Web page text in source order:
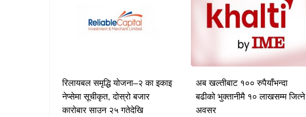
रिलायबल समृद्धि योजना–२ का इकाइ
नेप्सेमा सूचीकृत, दोस्रो बजार
कारोबार साउन २५ गतेदेखि
अब खल्तीबाट १०० रुपैयाँभन्दा
बढीको भुक्तानीमै १० लाखसम्म जित्ने
अवसर